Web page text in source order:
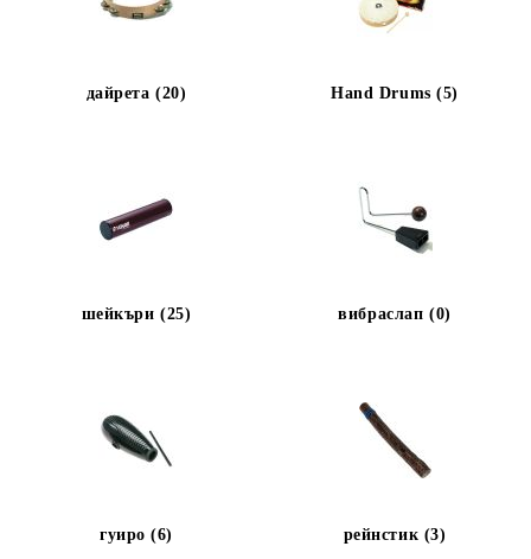
дайрета (20) Hand Drums (5)
шейкъри (25) вибраслап (0)
гуиро (6) рейнстик (3)